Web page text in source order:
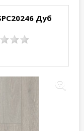
Дуб